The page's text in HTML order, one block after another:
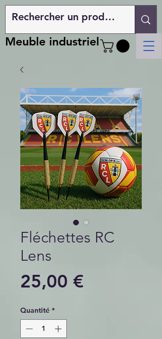
Meuble industriel
Fléchettes RC
Lens
25,00 €Prix
Quantité *